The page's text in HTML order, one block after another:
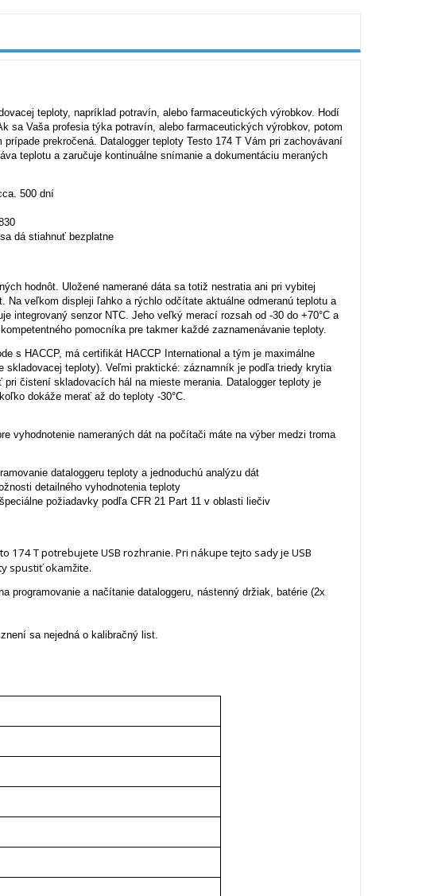
teploty, napríklad potravín, alebo farmaceutických výrobkov. Hodí
sa Vaša profesia týka potravín, alebo farmaceutických výrobkov, potom
prekročená. Datalogger teploty Testo 174 T Vám pri zachovávaní
teplotu a zaručuje kontinuálne snímanie a dokumentáciu meraných
500 dní
dá stiahnuť bezplatne
hodnôt. Uložené namerané dáta sa totiž nestratia ani pri vybitej
veľkom displeji ľahko a rýchlo odčítate aktuálne odmeranú teplotu a
integrovaný senzor NTC. Jeho veľký merací rozsah od -30 do +70°C a
pomocníka pre takmer každé zaznamenávanie teploty.
s HACCP, má certifikát HACCP International a tým je maximálne
skladovacej teploty). Veľmi praktické: záznamník je podľa triedy krytia
čistení skladovacích hál na mieste merania. Datalogger teploty je
dokáže merať až do teploty -30°C.
vyhodnotenie nameraných dát na počítači máte na výber medzi troma
dataloggeru teploty a jednoduchú analýzu dát
detailného vyhodnotenia teploty
požiadavky podľa CFR 21 Part 11 v oblasti liečiv
T potrebujete USB rozhranie. Pri nákupe tejto sady je USB
spustiť okamžite.
programovanie a načítanie dataloggeru, nástenný držiak, batérie (2x
sa nejedná o kalibračný list.